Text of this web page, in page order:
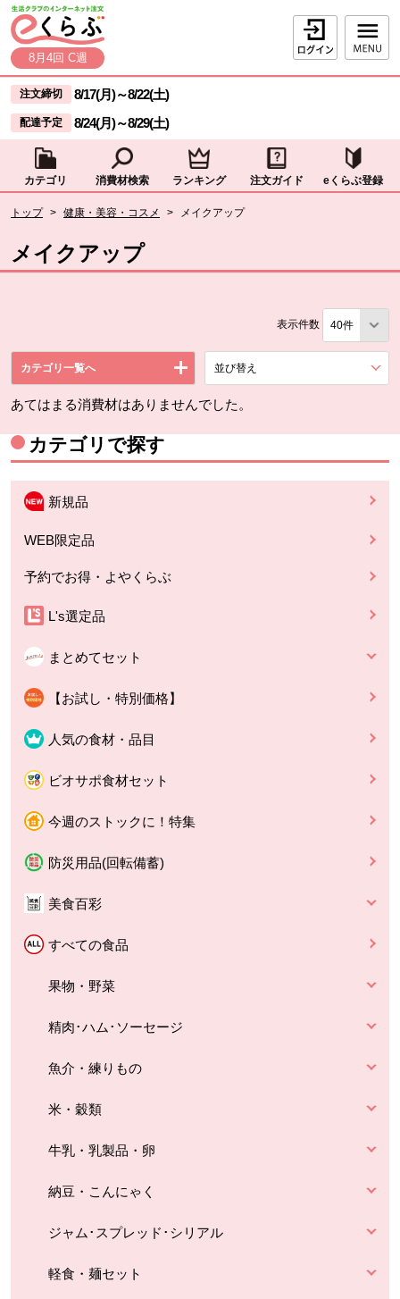
ページの先頭です。
本文へジャンプする。
8月4回 C週
ログイン
ここからサイト内共通メニューです。
サイト内共通メニューをスキップする
注文締切 8/17(月)～8/22(土)
配達予定 8/24(月)～8/29(土)
カテゴリ 消費材検索 ランキング 注文ガイド eくらぶ登録
トップ > 健康・美容・コスメ > メイクアップ
メイクアップ
表示件数
カテゴリ一覧へ 並び替え
あてはまる消費材はありませんでした。
カテゴリで探す
新規品
WEB限定品
予約でお得・よやくらぶ
L's選定品
まとめてセット
【お試し・特別価格】
人気の食材・品目
ビオサポ食材セット
今週のストックに！特集
防災用品(回転備蓄)
美食百彩
すべての食品
果物・野菜
精肉･ハム･ソーセージ
魚介・練りもの
米・穀類
牛乳・乳製品・卵
納豆・こんにゃく
ジャム･スプレッド･シリアル
軽食・麺セット